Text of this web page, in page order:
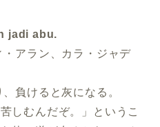
jadi abu.
アラン、カラ・ジャデ
負けると灰になる。
しむんだぞ。」というこ